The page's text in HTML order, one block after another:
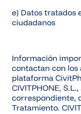
e) Datos tratados
ciudadanos
Información
contactan con los
plataforma
CIVITPHONE,
correspondiente,
Tratamiento.